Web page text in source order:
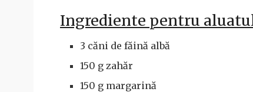
Ingrediente pentru
3 căni de făină albă
150 g zahăr
150 g margarină